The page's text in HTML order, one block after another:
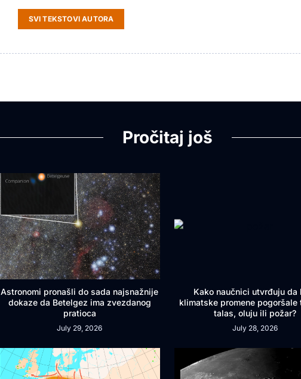
SVI TEKSTOVI AUTORA
Pročitaj još
Astronomi pronašli do sada najsnažnije
dokaze da Betelgez ima zvezdanog
pratioca
July 29, 2026
Kako naučnici utvrđuju da
klimatske promene pogoršale
talas, oluju ili požar?
July 28, 2026